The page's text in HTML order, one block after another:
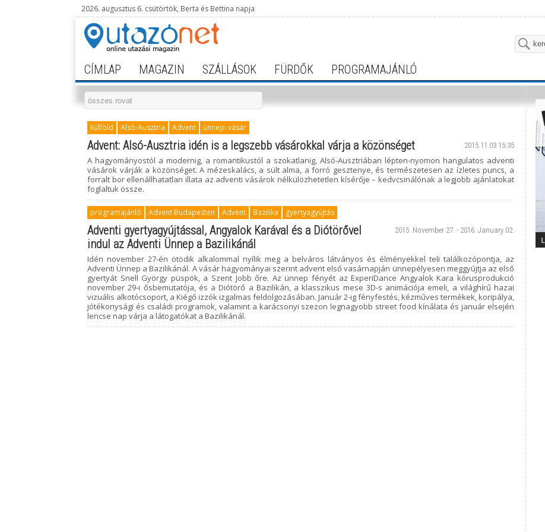
2026. augusztus 6. csütörtök, Berta és Bettina napja
CÍMLAP MAGAZIN SZÁLLÁSOK FÜRDŐK PROGRAMAJÁNLÓ
külföld Alsó-Ausztria Advent ünnepi vásár
2015.11.03 15:35
Advent: Alsó-Ausztria idén is a legszebb vásárokkal várja a közönséget
A hagyományostól a modernig, a romantikustól a szokatlanig, Alsó-Ausztriában lépten-nyomon hangulatos adventi
vásárok várják a közönséget. A mézeskalács, a sült alma, a forró gesztenye, és természetesen az ízletes puncs, a
forralt bor ellenállhatatlan illata az adventi vásárok nélkülözhetetlen kísérője – kedvcsinálónak a legjobb ajánlatokat
foglaltuk össze.
programajánló Advent Budapesten Advent Bazilika gyertyagyújtás
2015. November 27. - 2016. January 02.
Adventi gyertyagyújtással, Angyalok Karával és a Diótörővel
indul az Adventi Ünnep a Bazilikánál
Idén november 27-én ötödik alkalommal nyílik meg a belváros látványos és élményekkel teli találkozópontja, az
Adventi Ünnep a Bazilikánál. A vásár hagyományai szerint advent első vasárnapján ünnepélyesen meggyújtja az első
gyertyát Snell György püspök, a Szent Jobb őre. Az ünnep fényét az ExperiDance Angyalok Kara kórusprodukció
november 29-i ősbemutatója, és a Diótörő a Bazilikán, a klasszikus mese 3D-s animációja emeli, a világhírű hazai
vizuális alkotócsoport, a Kiégő izzók izgalmas feldolgozásában. Január 2-ig fényfestés, kézműves termékek, koripálya,
jótékonysági és családi programok, valamint a karácsonyi szezon legnagyobb street food kínálata és január elsején
lencse nap várja a látogatókat a Bazilikánál.